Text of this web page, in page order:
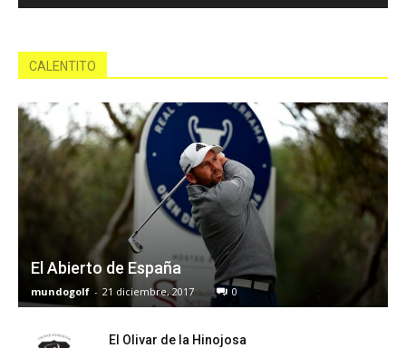
CALENTITO
El Abierto de España
mundogolf - 21 diciembre, 2017 0
El Olivar de la Hinojosa